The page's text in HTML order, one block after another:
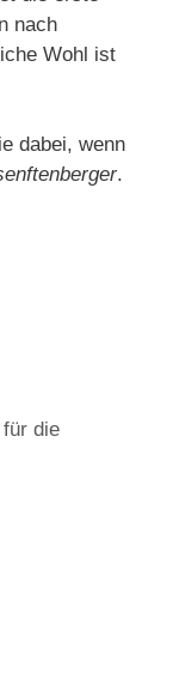
nach
Wohl ist
dabei, wenn
.
die